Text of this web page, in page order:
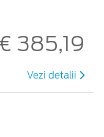
385,19
Vezi detalii